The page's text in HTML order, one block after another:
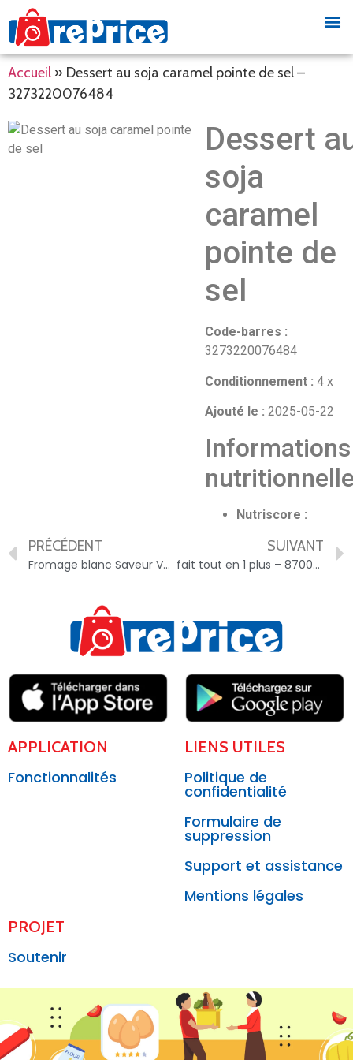
Accueil » Dessert au soja caramel pointe de sel –
3273220076484
Dessert
soja
caramel
pointe de
sel
Code-barres :
3273220076484
Conditionnement : 4 x
Ajouté le : 2025-05-22
Informations
Nutriscore :
PRÉCÉDENT
Fromage blanc Saveur Vanille – 3270190026471
SUIVANT
fait tout en 1 plus – 8700216105200
APPLICATION
Fonctionnalités
LIENS UTILES
Politique de
confidentialité
Formulaire de
suppression
Support et assistance
Mentions légales
PROJET
Soutenir